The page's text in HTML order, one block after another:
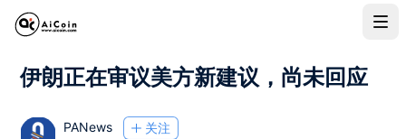
伊朗正在审议美方新建议，尚未回应
PANews 关注